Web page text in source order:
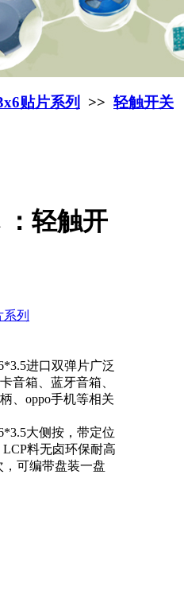
贴片系列 >> 轻触开关
轻触开
列
进口双弹片广泛
音箱、蓝牙音箱、
、oppo手机等相关
大侧按，带定位
料无卤环保耐高
可编带盘装一盘